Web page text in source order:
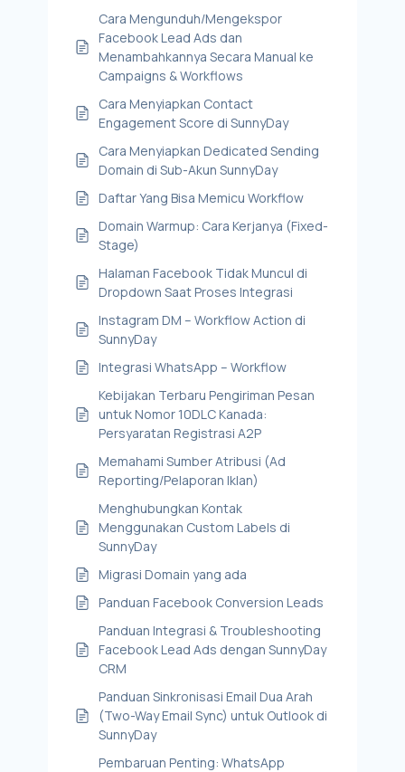
Cara Mengunduh/Mengekspor
Facebook Lead Ads dan
Menambahkannya Secara Manual ke
Campaigns & Workflows
Cara Menyiapkan Contact
Engagement Score di SunnyDay
Cara Menyiapkan Dedicated Sending
Domain di Sub-Akun SunnyDay
Daftar Yang Bisa Memicu Workflow
Domain Warmup: Cara Kerjanya (Fixed-
Stage)
Halaman Facebook Tidak Muncul di
Dropdown Saat Proses Integrasi
Instagram DM – Workflow Action di
SunnyDay
Integrasi WhatsApp – Workflow
Kebijakan Terbaru Pengiriman Pesan
untuk Nomor 10DLC Kanada:
Persyaratan Registrasi A2P
Memahami Sumber Atribusi (Ad
Reporting/Pelaporan Iklan)
Menghubungkan Kontak
Menggunakan Custom Labels di
SunnyDay
Migrasi Domain yang ada
Panduan Facebook Conversion Leads
Panduan Integrasi & Troubleshooting
Facebook Lead Ads dengan SunnyDay
CRM
Panduan Sinkronisasi Email Dua Arah
(Two-Way Email Sync) untuk Outlook di
SunnyDay
Pembaruan Penting: WhatsApp